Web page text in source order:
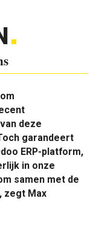
deze
garandeert
ERP-platform,
in onze
samen met de
zegt Max